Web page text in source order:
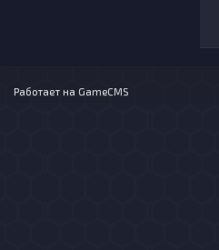
Работает на GameCMS